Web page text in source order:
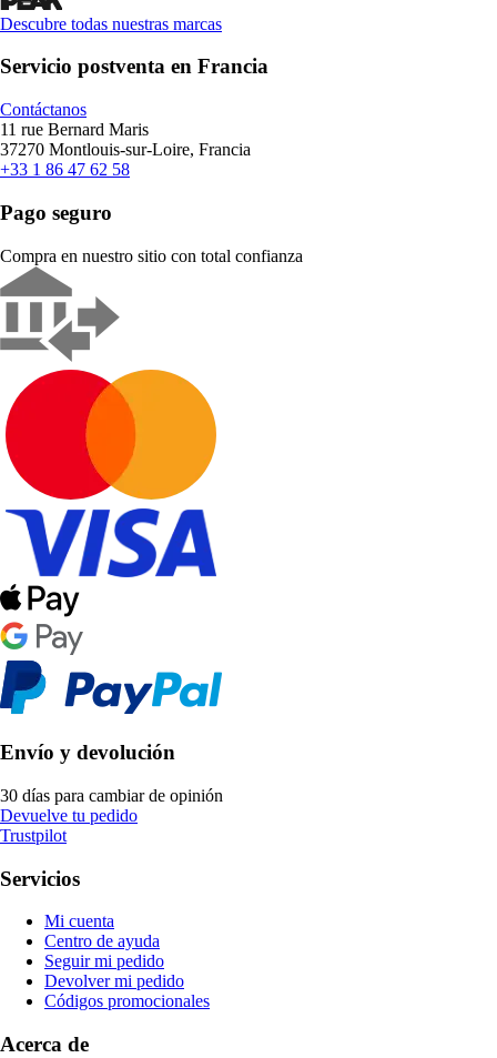
Descubre todas nuestras marcas
Servicio postventa en Francia
Contáctanos
11 rue Bernard Maris
37270 Montlouis-sur-Loire, Francia
+33 1 86 47 62 58
Pago seguro
Compra en nuestro sitio con total confianza
Envío y devolución
30 días para cambiar de opinión
Devuelve tu pedido
Trustpilot
Servicios
Mi cuenta
Centro de ayuda
Seguir mi pedido
Devolver mi pedido
Códigos promocionales
Acerca de